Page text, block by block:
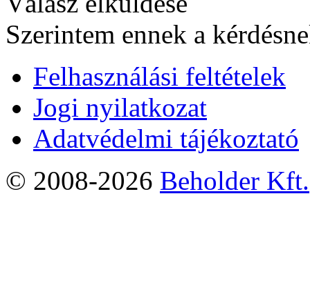
Szerintem ennek a
Felhasználási feltételek
Jogi nyilatkozat
Adatvédelmi tájékoztató
© 2008-2026 Beholder Kft.